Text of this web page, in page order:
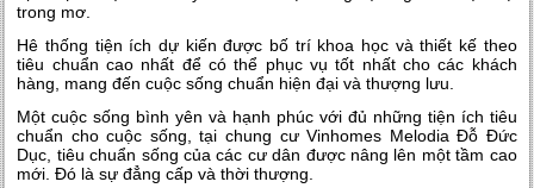
trong mơ.
Hê thống tiện ích dự kiến được bố trí khoa học và thiết kế theo
tiêu chuẩn cao nhất để có thể phục vụ tốt nhất cho các khách
hàng, mang đến cuộc sống chuẩn hiện đại và thượng lưu.
Một cuộc sống bình yên và hạnh phúc với đủ những tiện ích tiêu
chuẩn cho cuộc sống, tại chung cư Vinhomes Melodia Đỗ Đức
Dục, tiêu chuẩn sống của các cư dân được nâng lên một tầm cao
mới. Đó là sự đẳng cấp và thời thượng.